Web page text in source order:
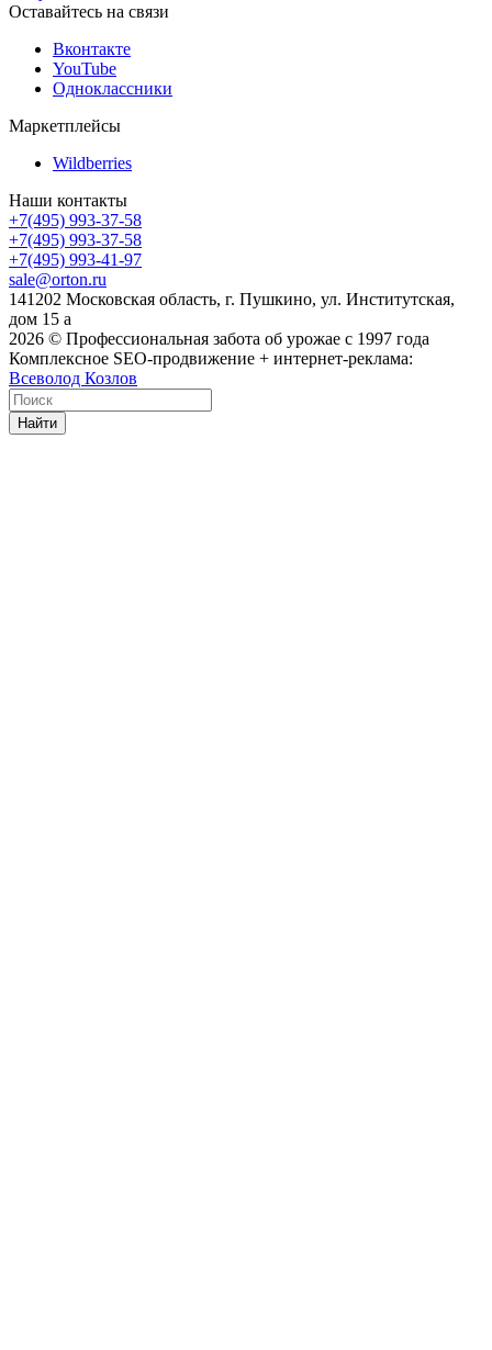
Оставайтесь на связи
Вконтакте
YouTube
Одноклассники
Маркетплейсы
Wildberries
Наши контакты
+7(495) 993-37-58
+7(495) 993-37-58
+7(495) 993-41-97
sale@orton.ru
141202 Московская область, г. Пушкино, ул. Институтская,
дом 15 а
2026 © Профессиональная забота об урожае с 1997 года
Комплексное SEO-продвижение + интернет-реклама:
Всеволод Козлов
Найти